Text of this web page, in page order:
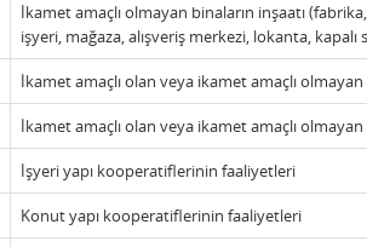
İkamet amaçlı olmayan binaların inşaatı
işyeri, mağaza, alışveriş merkezi, lokanta,
İkamet amaçlı olan veya ikamet amaçlı olmayan
İkamet amaçlı olan veya ikamet amaçlı olmayan
İşyeri yapı kooperatiflerinin faaliyetleri
Konut yapı kooperatiflerinin faaliyetleri